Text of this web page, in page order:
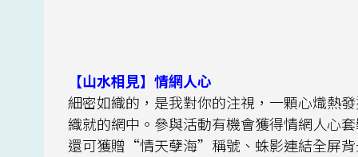
【山水相見】情網人心
細密如織的，是我對你的注視，一顆心熾熱
織就的網中。參與活動有機會獲得情網人心
還可獲贈“情天孽海”稱號、蛛影連結全屏